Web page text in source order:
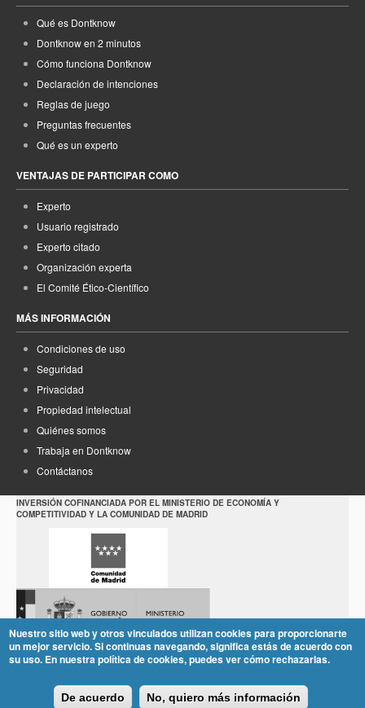
Qué es Dontknow
Dontknow en 2 minutos
Cómo funciona Dontknow
Declaración de intenciones
Reglas de juego
Preguntas frecuentes
Qué es un experto
VENTAJAS DE PARTICIPAR COMO
Experto
Usuario registrado
Experto citado
Organización experta
El Comité Ético-Científico
MÁS INFORMACIÓN
Condiciones de uso
Seguridad
Privacidad
Propiedad intelectual
Quiénes somos
Trabaja en Dontknow
Contáctanos
INVERSIÓN COFINANCIADA POR EL MINISTERIO DE ECONOMÍA Y
COMPETITIVIDAD Y LA COMUNIDAD DE MADRID
Nuestro sitio web y otros vinculados utilizan cookies para proporcionarte
un mejor servicio. Si continuas navegando, significa estás de acuerdo con
su uso. En nuestra política de cookies, puedes ver cómo rechazarlas.
De acuerdo No, quiero más información